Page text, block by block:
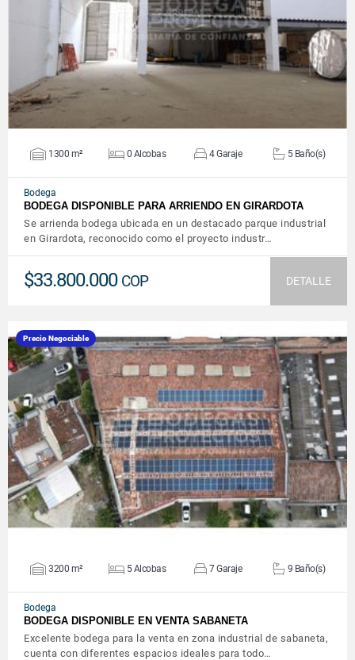
VER DETALLES
1300 m² 0 Alcobas 4 Garaje 5 Baño(s)
Bodega
BODEGA DISPONIBLE PARA ARRIENDO EN GIRARDOTA
Se arrienda bodega ubicada en un destacado parque industrial
en Girardota, reconocido como el proyecto industr…
$33.800.000 COP DETALLE
Precio Negociable
VER DETALLES
3200 m² 5 Alcobas 7 Garaje 9 Baño(s)
Bodega
BODEGA DISPONIBLE EN VENTA SABANETA
Excelente bodega para la venta en zona industrial de sabaneta,
cuenta con diferentes espacios ideales para todo…